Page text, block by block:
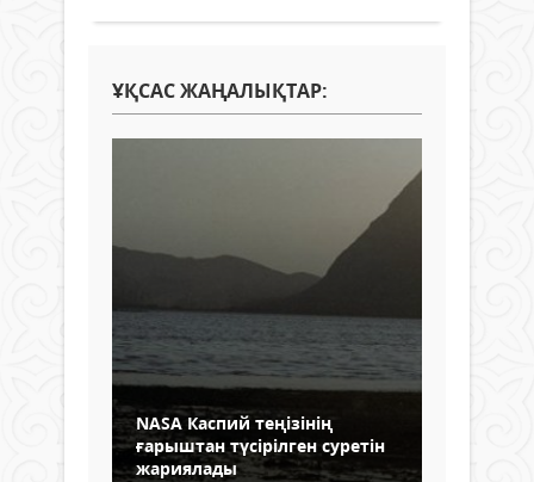
ҰҚСАС ЖАҢАЛЫҚТАР:
NASA Каспий теңізінің
ғарыштан түсірілген суретін
жариялады